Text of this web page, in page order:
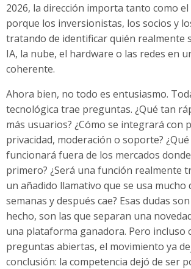
2026, la dirección importa tanto como
porque los inversionistas, los socios y
tratando de identificar quién realmente
IA, la nube, el hardware o las redes en
coherente.
Ahora bien, no todo es entusiasmo.
tecnológica trae preguntas. ¿Qué tan
más usuarios? ¿Cómo se integrará con
privacidad, moderación o soporte?
funcionará fuera de los mercados
primero? ¿Será una función realmente
un añadido llamativo que se usa mucho
semanas y después cae? Esas dudas
hecho, son las que separan una
una plataforma ganadora. Pero incluso
preguntas abiertas, el movimiento ya
conclusión: la competencia dejó de ser